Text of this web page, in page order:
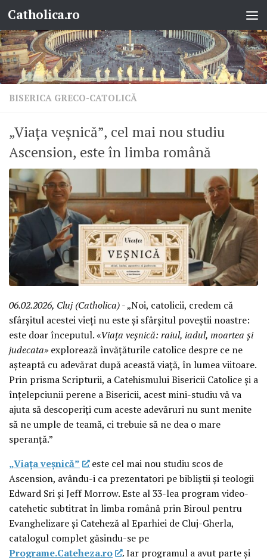
Skip to content
Catholica.ro
BISERICA GRECO-CATOLICĂ
„Viața veșnică”, cel mai nou studiu
Ascension, este în limba română
06.02.2026, Cluj (Catholica)- „Noi, catolicii, credem că
sfârșitul acestei vieți nu este și sfârșitul poveștii noastre:
este doar începutul. «Viața veșnică: raiul, iadul, moartea și
judecata» explorează învățăturile catolice despre ce ne
așteaptă cu adevărat după această viață, în lumea viitoare.
Prin prisma Scripturii, a Catehismului Bisericii Catolice și a
înțelepciunii perene a Bisericii, acest mini-studiu vă va
ajuta să descoperiți cum aceste adevăruri nu sunt menite
să ne umple de teamă, ci trebuie să ne dea o mare
speranță.”
„Viața veșnică”
este cel mai nou studiu scos de
Ascension, avându-i ca prezentatori pe bibliștii și teologii
Edward Sri și Jeff Morrow. Este al 33-lea program video-
catehetic subtitrat în limba română prin Biroul pentru
Evanghelizare și Cateheză al Eparhiei de Cluj-Gherla,
catalogul complet găsindu-se pe
Programe.Cateheza.ro
. Iar programul a avut parte și